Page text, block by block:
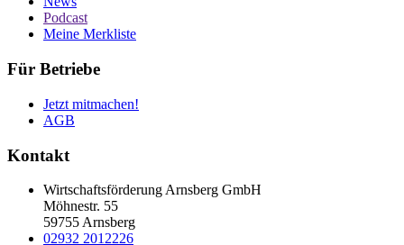
Podcast
Meine Merkliste
Für Betriebe
Jetzt mitmachen!
AGB
Kontakt
Wirtschaftsförderung Arnsberg GmbH
Möhnestr. 55
59755 Arnsberg
02932 2012226